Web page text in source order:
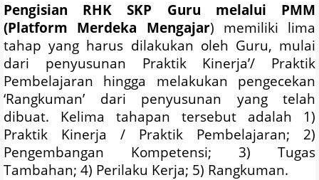
Pengisian RHK SKP Guru melalui PMM
(Platform Merdeka Mengajar) memiliki lima
tahap yang harus dilakukan oleh Guru, mulai
dari penyusunan Praktik Kinerja’/ Praktik
Pembelajaran hingga melakukan pengecekan
‘Rangkuman’ dari penyusunan yang telah
dibuat. Kelima tahapan tersebut adalah 1)
Praktik Kinerja / Praktik Pembelajaran; 2)
Pengembangan Kompetensi; 3) Tugas
Tambahan; 4) Perilaku Kerja; 5) Rangkuman.